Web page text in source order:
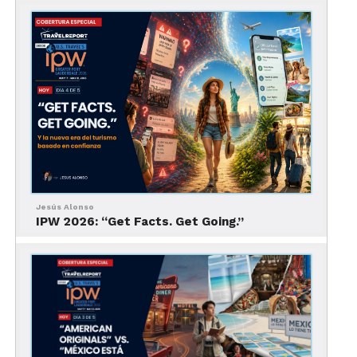
mochileroses muy famoso por el gran ambiente
de su bar y su entretenimiento nocturno. Tiene
también un restaurante gourmet. Ofrecen
modalidad hotel, con cuartos privados; y hostal,
con dormitorios compartidos. Ellos publican su
propio mapa de la ciudad, con opciones más
interesantes y locales que las de unaguía de
NoHipster Hostel Special(víaAirbnb). Propiedad
del sitio web del mismo nombre, dedicado a
peculiar hostal tiene una vibra artística bastante
peculiar. Su diseño y estructura te permiten tanto
interactuar con los otros huéspedes como
disfrutar de tu privacidad. También te prestan
bicicletas para recorrer la ciudad.
Jesús Alonso
IPW 2026: “Get Facts. Get Going.”